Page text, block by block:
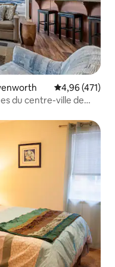
Évaluation
4,96 (471)
du centre-ville de